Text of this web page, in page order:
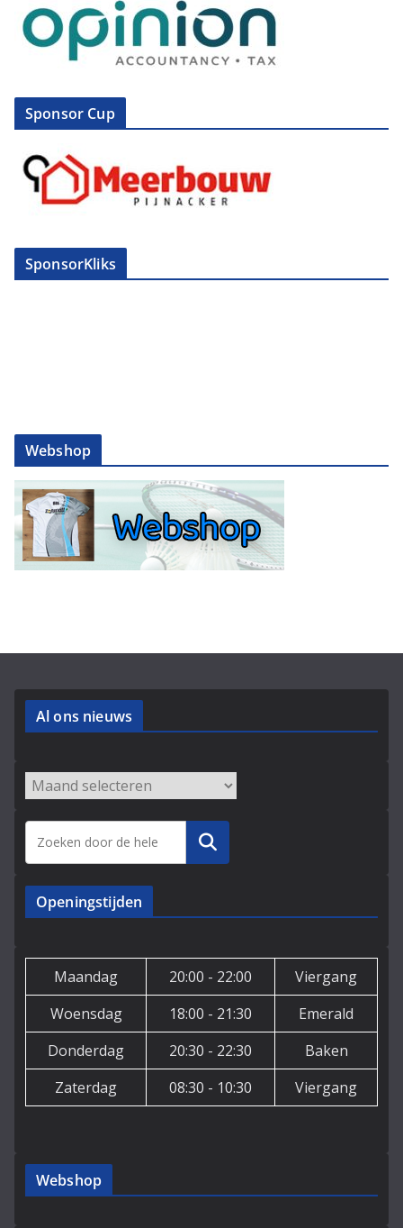
Sponsor Cup
SponsorKliks
Webshop
Al ons nieuws
Zoeken
Openingstijden
Maandag 20:00 - 22:00
Viergang
Woensdag
18:00 - 21:30
Emerald
Donderdag
20:30 - 22:30
Baken
Zaterdag
08:30 - 10:30 Viergang
Webshop